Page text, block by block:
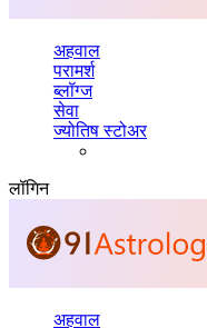
अहवाल
परामर्श
ब्लॉग्ज
सेवा
ज्योतिष स्टोअर
लॉगिन
अहवाल